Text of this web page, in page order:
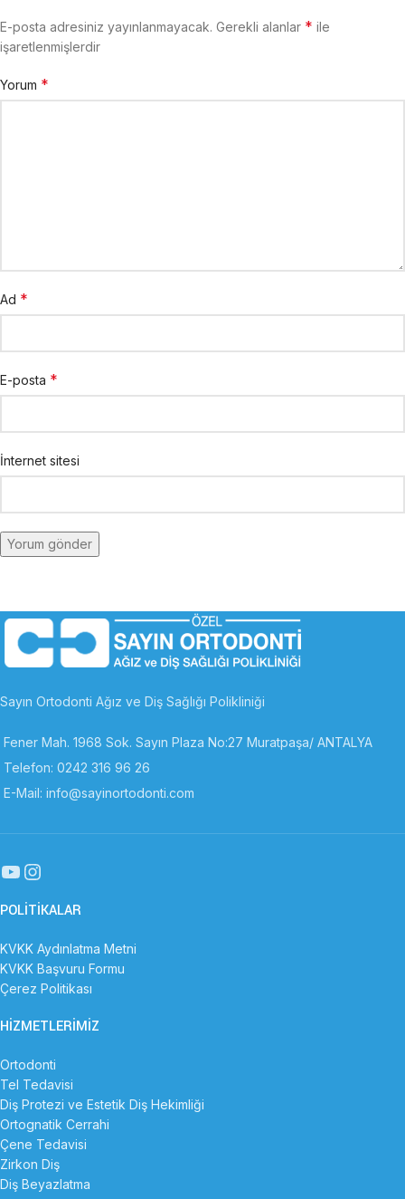
E-posta adresiniz yayınlanmayacak. Gerekli alanlar * ile
işaretlenmişlerdir
Yorum *
Ad *
E-posta *
İnternet sitesi
Sayın Ortodonti Ağız ve Diş Sağlığı Polikliniği
Fener Mah. 1968 Sok. Sayın Plaza No:27 Muratpaşa/ ANTALYA
Telefon: 0242 316 96 26
E-Mail: info@sayinortodonti.com
POLITIKALAR
KVKK Aydınlatma Metni
KVKK Başvuru Formu
Çerez Politikası
HIZMETLERIMIZ
Ortodonti
Tel Tedavisi
Diş Protezi ve Estetik Diş Hekimliği
Ortognatik Cerrahi
Çene Tedavisi
Zirkon Diş
Diş Beyazlatma